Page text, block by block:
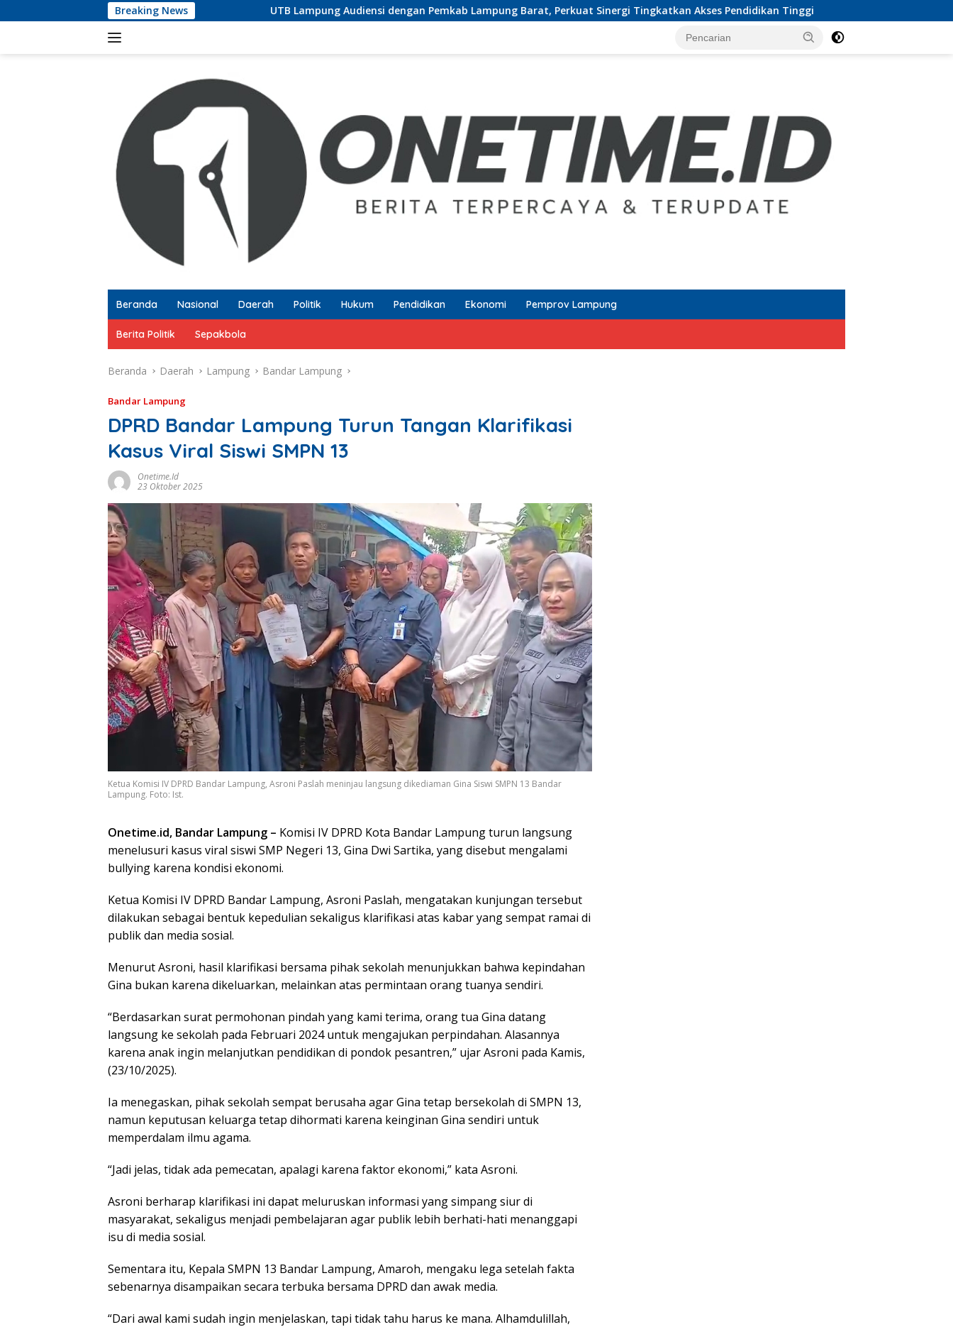
ke
Breaking NewsUTB Lampung Audiensi dengan Pemkab Lampung Barat, Perkuat Sinergi Tingkatkan Akses Pendidikan Tinggi MoU UTB Lampung dan Pesbar, Prof
Beranda Nasional Daerah Politik Hukum Pendidikan Ekonomi Pemprov Lampung
Berita Politik Sepakbola
Beranda Daerah Lampung Bandar Lampung
Bandar Lampung
DPRD Bandar Lampung Turun Tangan Klarifikasi
Kasus Viral Siswi SMPN 13
Onetime.id
23 Oktober 2025
Ketua Komisi IV DPRD Bandar Lampung, Asroni Paslah meninjau langsung dikediaman Gina Siswi SMPN 13 Bandar
Lampung. Foto: Ist.
Onetime.id, Bandar Lampung – Komisi IV DPRD Kota Bandar Lampung turun langsung
menelusuri kasus viral siswi SMP Negeri 13, Gina Dwi Sartika, yang disebut mengalami
bullying karena kondisi ekonomi.
Ketua Komisi IV DPRD Bandar Lampung, Asroni Paslah, mengatakan kunjungan tersebut
dilakukan sebagai bentuk kepedulian sekaligus klarifikasi atas kabar yang sempat ramai di
publik dan media sosial.
Menurut Asroni, hasil klarifikasi bersama pihak sekolah menunjukkan bahwa kepindahan
Gina bukan karena dikeluarkan, melainkan atas permintaan orang tuanya sendiri.
“Berdasarkan surat permohonan pindah yang kami terima, orang tua Gina datang
langsung ke sekolah pada Februari 2024 untuk mengajukan perpindahan. Alasannya
karena anak ingin melanjutkan pendidikan di pondok pesantren,” ujar Asroni pada Kamis,
(23/10/2025).
Ia menegaskan, pihak sekolah sempat berusaha agar Gina tetap bersekolah di SMPN 13,
namun keputusan keluarga tetap dihormati karena keinginan Gina sendiri untuk
memperdalam ilmu agama.
“Jadi jelas, tidak ada pemecatan, apalagi karena faktor ekonomi,” kata Asroni.
Asroni berharap klarifikasi ini dapat meluruskan informasi yang simpang siur di
masyarakat, sekaligus menjadi pembelajaran agar publik lebih berhati-hati menanggapi
isu di media sosial.
Sementara itu, Kepala SMPN 13 Bandar Lampung, Amaroh, mengaku lega setelah fakta
sebenarnya disampaikan secara terbuka bersama DPRD dan awak media.
“Dari awal kami sudah ingin menjelaskan, tapi tidak tahu harus ke mana. Alhamdulillah,